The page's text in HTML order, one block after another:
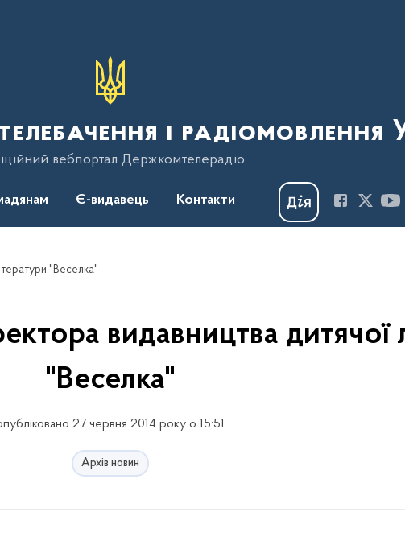
і радіомовлення
вебпортал Держкомтелерадіо
Є-видавець Контакти
"Веселка"
видавництва дитячої
"Веселка"
27 червня 2014 року о 15:51
Архів новин